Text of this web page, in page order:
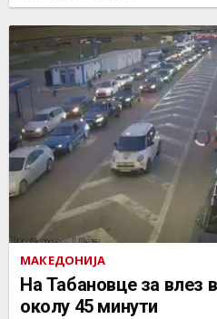
МАКЕДОНИЈА
На Табановце за влез
околу 45 минути